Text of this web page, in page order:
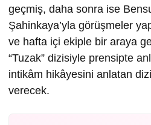
geçmiş, daha sonra ise
Şahinkaya’yla görüşmeler
ve hafta içi ekiple bir araya
“Tuzak” dizisiyle prensipte
intikâm hikâyesini anlatan
verecek.